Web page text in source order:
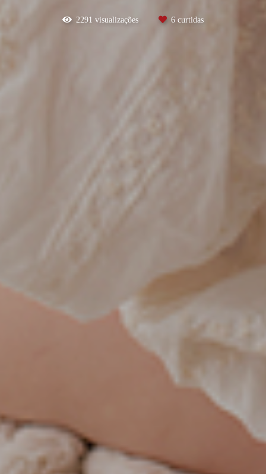
2291 visualizações 6 curtidas